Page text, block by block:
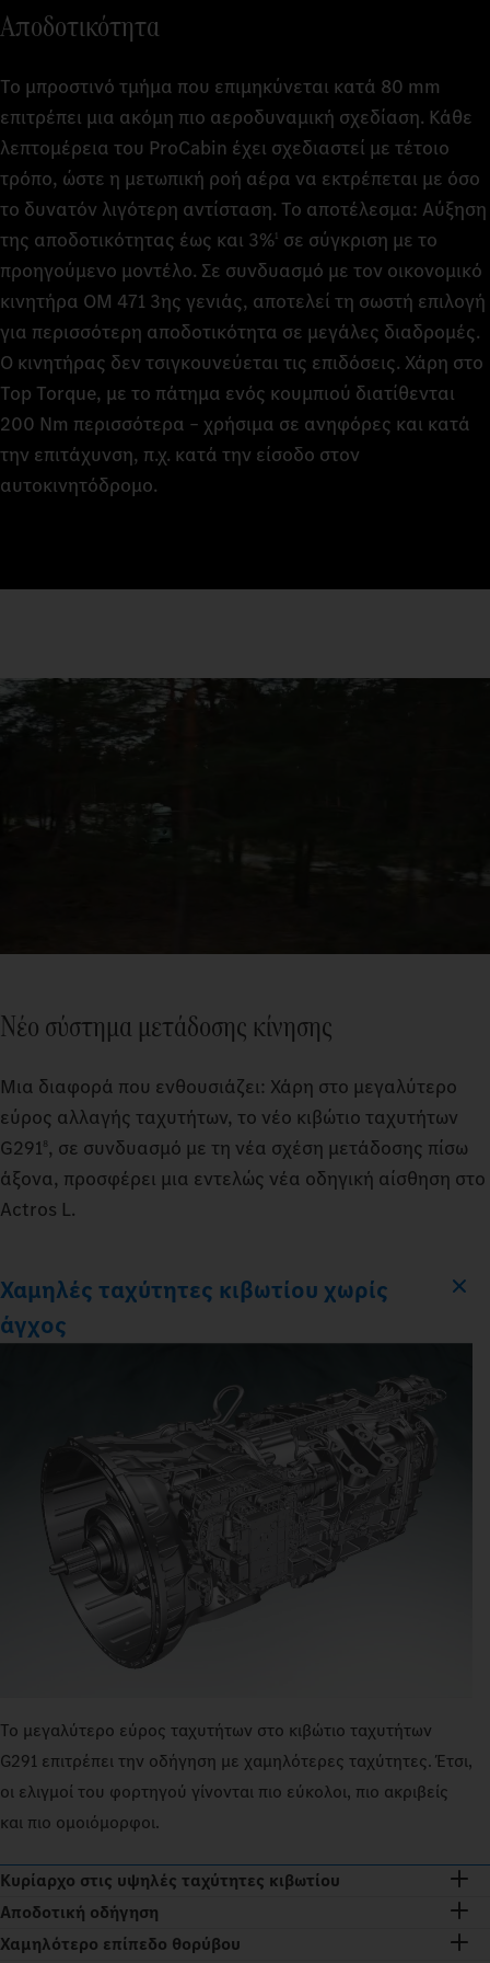
Αποδοτικότητα
Το μπροστινό τμήμα που επιμηκύνεται κατά 80 mm
επιτρέπει μια ακόμη πιο αεροδυναμική σχεδίαση. Κάθε
λεπτομέρεια του ProCabin έχει σχεδιαστεί με τέτοιο
τρόπο, ώστε η μετωπική ροή αέρα να εκτρέπεται με όσο
το δυνατόν λιγότερη αντίσταση. Το αποτέλεσμα: Αύξηση
της αποδοτικότητας έως και 3% 1
σε σύγκριση με το
προηγούμενο μοντέλο. Σε συνδυασμό με τον οικονομικό
κινητήρα OM 471 3ης γενιάς, αποτελεί τη σωστή επιλογή
για περισσότερη αποδοτικότητα σε μεγάλες διαδρομές.
Ο κινητήρας δεν τσιγκουνεύεται τις επιδόσεις. Χάρη στο
Top Torque, με το πάτημα ενός κουμπιού διατίθενται
200 Nm περισσότερα – χρήσιμα σε ανηφόρες και κατά
την επιτάχυνση, π.χ. κατά την είσοδο στον
αυτοκινητόδρομο.
Νέο σύστημα μετάδοσης κίνησης
Μια διαφορά που ενθουσιάζει: Χάρη στο μεγαλύτερο
εύρος αλλαγής ταχυτήτων, το νέο κιβώτιο ταχυτήτων
G291 8 , σε συνδυασμό με τη νέα σχέση μετάδοσης πίσω
άξονα, προσφέρει μια εντελώς νέα οδηγική αίσθηση στο
Actros L.
Χαμηλές ταχύτητες κιβωτίου χωρίς
άγχος
Το μεγαλύτερο εύρος ταχυτήτων στο κιβώτιο ταχυτήτων
G291 επιτρέπει την οδήγηση με χαμηλότερες ταχύτητες. Έτσι,
οι ελιγμοί του φορτηγού γίνονται πιο εύκολοι, πιο ακριβείς
και πιο ομοιόμορφοι.
Κυρίαρχο στις υψηλές ταχύτητες κιβωτίου
Αποδοτική οδήγηση
Χαμηλότερο επίπεδο θορύβου